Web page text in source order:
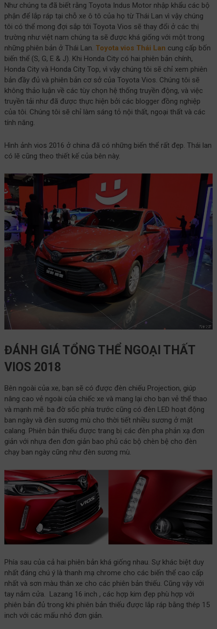
Như chúng ta đã biết rằng Toyota Indus Motor nhập khẩu các bộ
phận để lắp ráp tại chỗ xe ô tô của họ từ Thái Lan vì vậy chúng
tôi có thể mong đợi sắp tới Toyota Vios sẽ thay đổi ở các thị
trường như việt nam chúng ta sẽ được khá giống với một trong
những phiên bản ở Thái Lan. Toyota vios Thái Lan cung cấp bốn
biến thể (S, G, E & J). Khi Honda City có hai phiên bản chính,
Honda City và Honda City Top, vì vậy chúng tôi sẽ chỉ xem phiên
bản đầy đủ và phiên bản cơ sở của Toyota Vios. Chúng tôi sẽ
không thảo luận về các tùy chọn hệ thống truyền động, và việc
truyền tải như đã được thực hiện bởi các blogger đồng nghiệp
của tôi. Chúng tôi sẽ chỉ làm sáng tỏ nội thất, ngoại thất và các
tính năng.
Hình ảnh vios 2016 ở china đã có những biến thể rất đẹp. Thái lan
có lẽ cũng theo thiết kế của bên này.
ĐÁNH GIÁ TỔNG THỂ NGOẠI THẤT
VIOS 2018
Bên ngoài của xe, bạn sẽ có được đèn chiếu Projection, giúp
nâng cao vẻ ngoài của chiếc xe và mang lại cho bạn vẻ thể thao
và mạnh mẽ. ba đờ sốc phía trước cũng có đèn LED hoạt động
ban ngày và đèn sương mù cho thời tiết nhiều sương ở mặt
calang. Phiên bản thiếu được trang bị các đèn pha phản xạ đơn
giản với nhựa đen đơn giản bao phủ các bộ chèn bệ cho đèn
chạy ban ngày cũng như đèn sương mù.
Phía sau của cả hai phiên bản khá giống nhau. Sự khác biệt duy
nhất đáng chú ý là thanh mạ chrome cho các biến thể cao cấp
nhất và sơn màu thân xe cho các phiên bản thiếu. Cũng vậy với
tay nắm cửa. Lazang 16 inch , các hợp kim đẹp phù hợp với
phiên bản đủ trong khi phiên bản thiếu được lắp ráp bằng thép 15
inch với các mấu nhỏ đơn giản.